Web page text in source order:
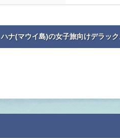
ハナ(マウイ島)の女子旅向けデラッ